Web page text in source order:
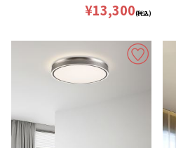
¥13,300(税込)